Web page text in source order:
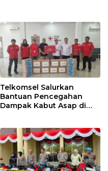
Telkomsel Salurkan
Bantuan Pencegahan
Dampak Kabut Asap di